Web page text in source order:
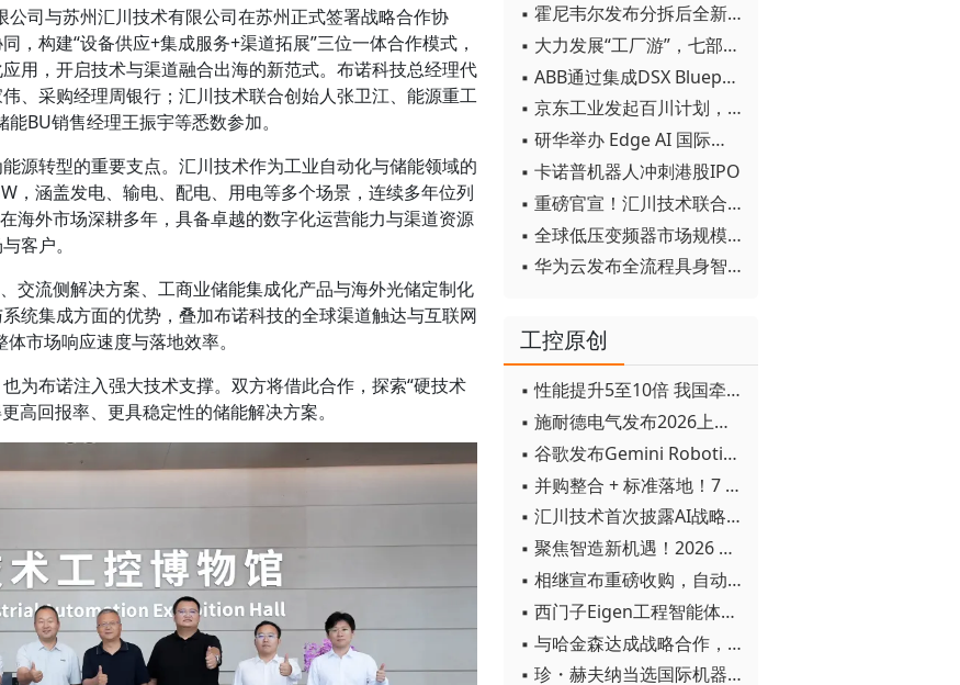
司与苏州汇川技术有限公司在苏州正式签署战略合作协
，构建“设备供应+集成服务+渠道拓展”三位一体合作模式，
用，开启技术与渠道融合出海的新范式。布诺科技总经理代
、采购经理周银行；汇川技术联合创始人张卫江、能源重工
BU销售经理王振宇等悉数参加。
源转型的重要支点。汇川技术作为工业自动化与储能领域的
，涵盖发电、输电、配电、用电等多个场景，连续多年位列
海外市场深耕多年，具备卓越的数字化运营能力与渠道资源
客户。
交流侧解决方案、工商业储能集成化产品与海外光储定制化
统集成方面的优势，叠加布诺科技的全球渠道触达与互联网
市场响应速度与落地效率。
为布诺注入强大技术支撑。双方将借此合作，探索“硬技术
高回报率、更具稳定性的储能解决方案。
▪ 霍尼韦尔发布分拆后全新品牌：霍尼韦尔科技与霍尼韦尔航空航天
▪ 大力发展“工厂游”，七部门联合发文！
▪ ABB通过集成DSX Blueprint AI基础设施，扩大与英伟达的合作
▪ 京东工业发起百川计划， 构建工业大模型新生态
▪ 研华举办 Edge AI 国际论坛
▪ 卡诺普机器人冲刺港股IPO
▪ 重磅官宣！汇川技术联合发起 D12 联盟，开创产教融合新范式
▪ 全球低压变频器市场规模2030年将超170亿美元
▪ 华为云发布全流程具身智能开发平台CloudRobo
工控原创
▪ 性能提升5至10倍 我国牵头制定的WiTSnet工业以太网国际标准正式发布
▪ 施耐德电气发布2026上半年可持续发展成绩单 "Impact 2030"路线图开局稳健
▪ 谷歌发布Gemini Robotics 2模型 实现人形机器人全身智能控制突破
▪ 并购整合 + 标准落地！7 月工业自动化产业动态速递
▪ 汇川技术首次披露AI战略进展：从两个方面推动“AI业务化”落地
▪ 聚焦智造新机遇！2026 青岛数字化及智能制造技术论坛圆满落幕
▪ 相继宣布重磅收购，自动化巨头新一轮并购潮剑指何方？
▪ 西门子Eigen工程智能体落地中国，工业AI跨越物理世界“确定性”拐点
▪ 与哈金森达成战略合作，乐聚机器人何以持续获得工业巨头青睐？
▪ 珍・赫夫纳当选国际机器人联合会新任主席